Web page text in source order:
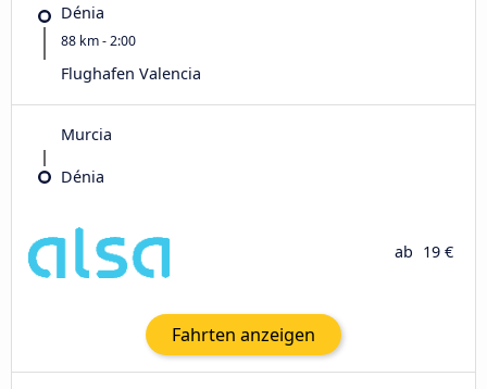
Dénia
88 km - 2:00
Flughafen Valencia
Murcia
Dénia
ab 19 €
Fahrten anzeigen